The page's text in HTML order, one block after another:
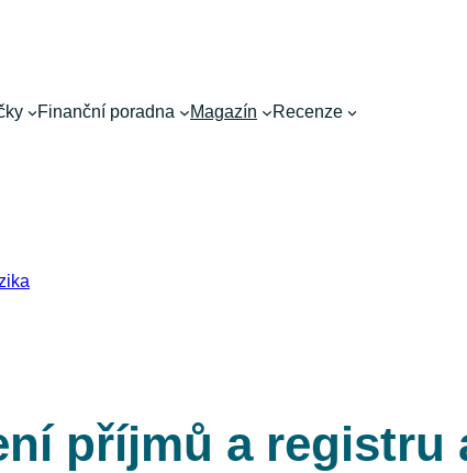
Finanční poradna Magazín Recenze
příjmů a registru